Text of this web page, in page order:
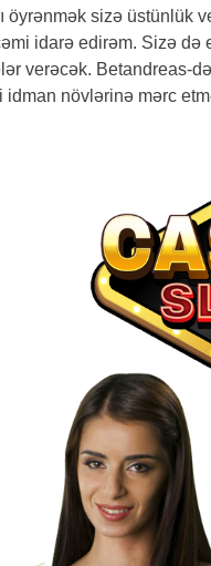
sizə üstünlük
idarə edirəm. Sizə
verəcək. Betandreas-
növlərinə mərc